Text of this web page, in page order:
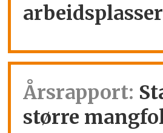
arbeidsplasser
Årsrapport:
større